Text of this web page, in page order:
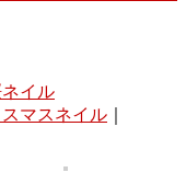
イル
スマスネイル